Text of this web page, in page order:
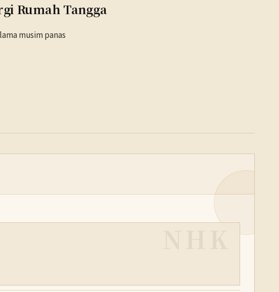
Rumah Tangga
musim panas